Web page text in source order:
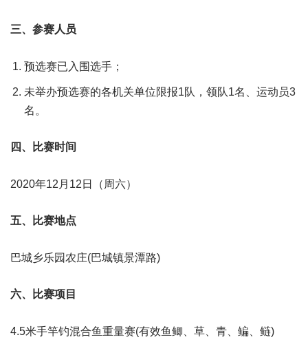
三、参赛人员
预选赛已入围选手；
未举办预选赛的各机关单位限报1队，领队1名、运动员3
名。
四、比赛时间
2020年12月12日（周六）
五、比赛地点
巴城乡乐园农庄(巴城镇景潭路)
六、比赛项目
4.5米手竿钓混合鱼重量赛(有效鱼鲫、草、青、鳊、鲢)